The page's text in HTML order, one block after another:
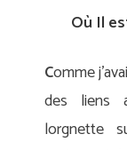
Où Il
Comme
des liens
lorgnette